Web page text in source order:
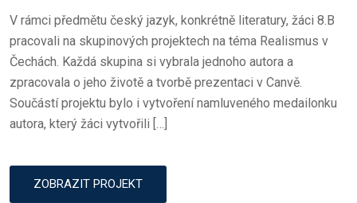
E
D
O
N
V rámci předmětu český jazyk, konkrétně literatury, žáci 8.B
pracovali na skupinových projektech na téma Realismus v
Čechách. Každá skupina si vybrala jednoho autora a
zpracovala o jeho životě a tvorbě prezentaci v Canvě.
Součástí projektu bylo i vytvoření namluveného medailonku
autora, který žáci vytvořili […]
ZOBRAZIT PROJEKT